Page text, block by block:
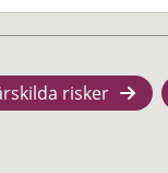
risker